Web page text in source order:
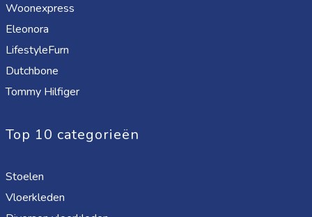
Woonexpress
Eleonora
LifestyleFurn
Dutchbone
Tommy Hilfiger
Top 10 categorieën
Stoelen
Vloerkleden